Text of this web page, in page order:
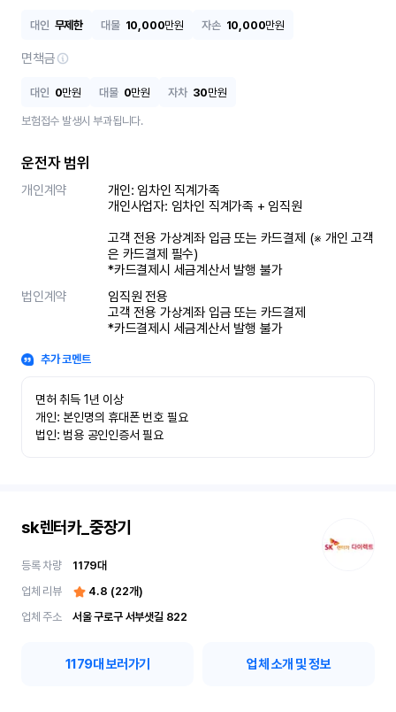
대인 무제한 대물 10,000만원 자손 10,000만원
면책금
대인 0만원 대물 0만원 자차 30만원
보험접수 발생시 부과됩니다.
운전자 범위
개인계약
개인: 임차인 직계가족
개인사업자: 임차인 직계가족 + 임직원
고객 전용 가상계좌 입금 또는 카드결제 (※ 개인 고객
은 카드결제 필수)
*카드결제시 세금계산서 발행 불가
법인계약
임직원 전용
고객 전용 가상계좌 입금 또는 카드결제
*카드결제시 세금계산서 발행 불가
추가 코멘트
면허 취득 1년 이상
개인: 본인명의 휴대폰 번호 필요
법인: 범용 공인인증서 필요
sk렌터카_중장기
등록 차량 1179대
업체 리뷰
4.8 (22개)
업체 주소
서울 구로구 서부샛길 822
1179대 보러가기 업체 소개 및 정보